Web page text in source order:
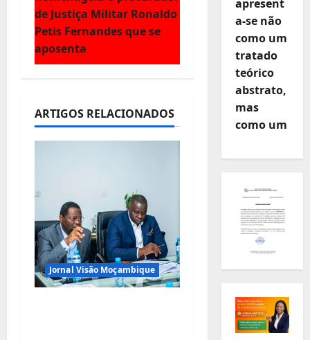
a
ç
ã
d
t
i
de Justiça Militar Ronaldo
Petis Fernandes que se
aposenta
ARTIGOS RELACIONADOS
Jornal Visão Moçambique
apresent
a-se não
como um
tratado
teórico
abstrato,
mas
como um